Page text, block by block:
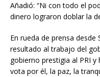
Añadió: “Ni con todo el
dinero lograron doblar la
En rueda de prensa
resultado al trabajo del
gobierno prestigia al PRI
vota por él, la paz, la